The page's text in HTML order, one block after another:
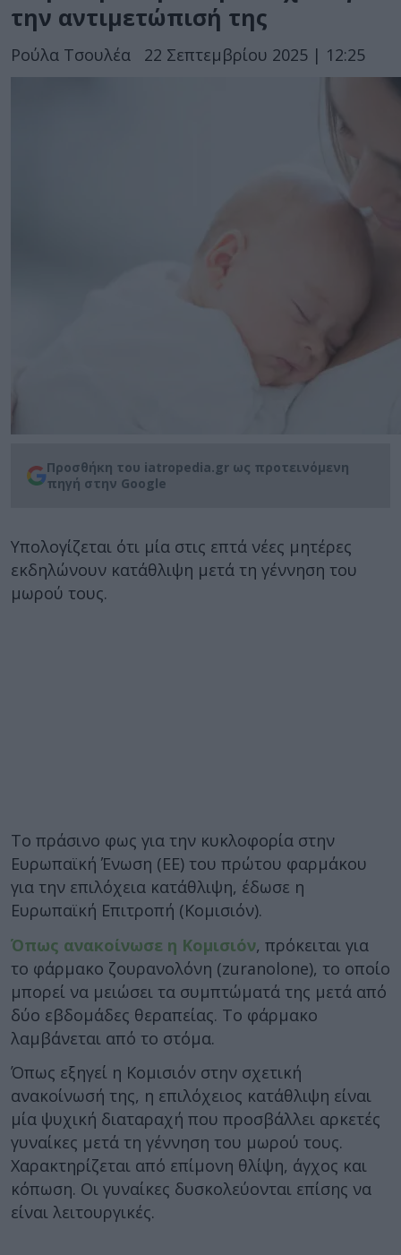
την αντιμετώπισή της
Ρούλα Τσουλέα 22 Σεπτεμβρίου 2025 | 12:25
Προσθήκη του iatropedia.gr ως προτεινόμενη
πηγή στην Google
Υπολογίζεται ότι μία στις επτά νέες μητέρες
εκδηλώνουν κατάθλιψη μετά τη γέννηση του
μωρού τους.
Το πράσινο φως για την κυκλοφορία στην
Ευρωπαϊκή Ένωση (ΕΕ) του πρώτου φαρμάκου
για την επιλόχεια κατάθλιψη, έδωσε η
Ευρωπαϊκή Επιτροπή (Κομισιόν).
Όπως ανακοίνωσε η Κομισιόν, πρόκειται για
το φάρμακο ζουρανολόνη (zuranolone), το οποίο
μπορεί να μειώσει τα συμπτώματά της μετά από
δύο εβδομάδες θεραπείας. Το φάρμακο
λαμβάνεται από το στόμα.
Όπως εξηγεί η Κομισιόν στην σχετική
ανακοίνωσή της, η επιλόχειος κατάθλιψη είναι
μία ψυχική διαταραχή που προσβάλλει αρκετές
γυναίκες μετά τη γέννηση του μωρού τους.
Χαρακτηρίζεται από επίμονη θλίψη, άγχος και
κόπωση. Οι γυναίκες δυσκολεύονται επίσης να
είναι λειτουργικές.